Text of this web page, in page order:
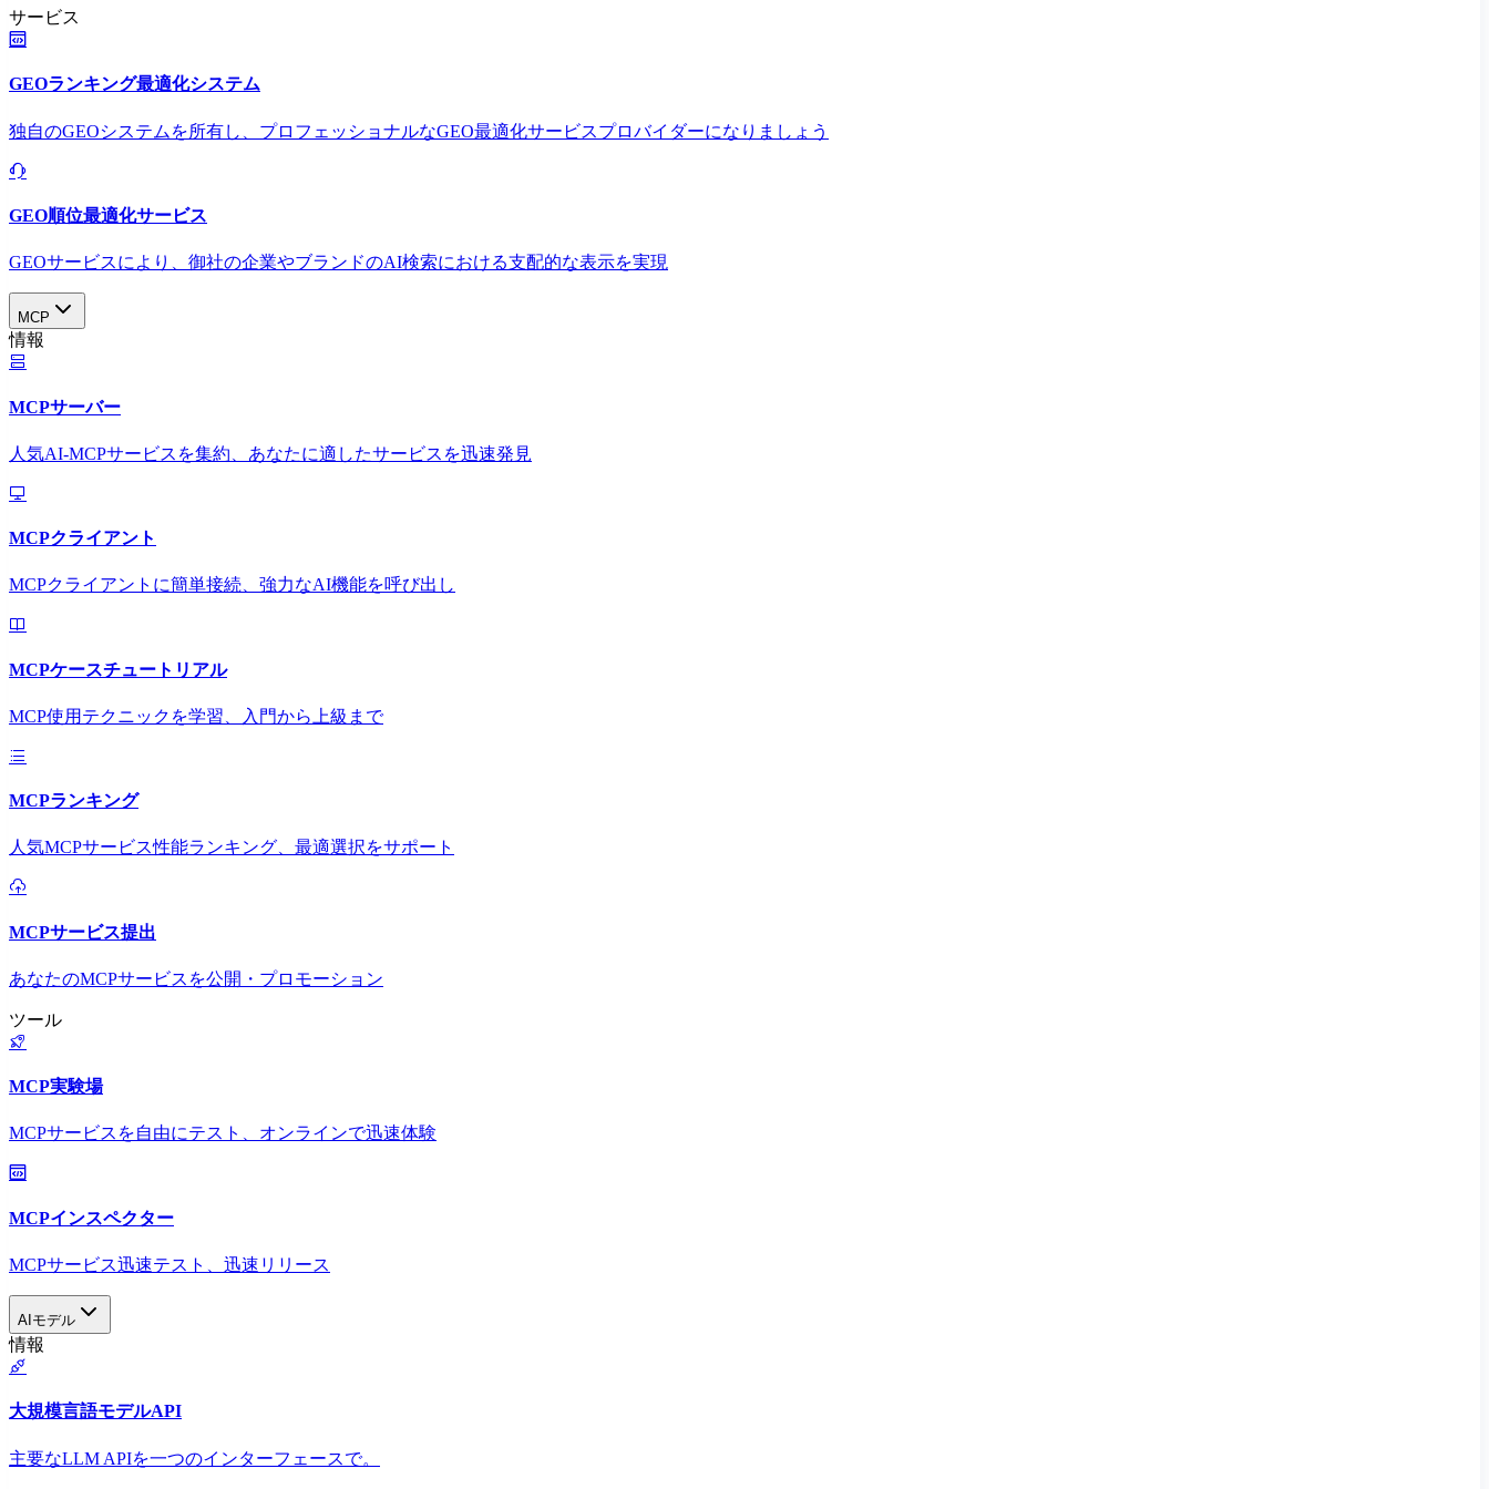
サービス
GEOランキング最適化システム
独自のGEOシステムを所有し、プロフェッショナルなGEO最適化サービスプロバイダーになりましょう
GEO順位最適化サービス
GEOサービスにより、御社の企業やブランドのAI検索における支配的な表示を実現​
MCP
情報
MCPサーバー
人気AI-MCPサービスを集約、あなたに適したサービスを迅速発見
MCPクライアント
MCPクライアントに簡単接続、強力なAI機能を呼び出し
MCPケースチュートリアル
MCP使用テクニックを学習、入門から上級まで
MCPランキング
人気MCPサービス性能ランキング、最適選択をサポート
MCPサービス提出
あなたのMCPサービスを公開・プロモーション
ツール
MCP実験場
MCPサービスを自由にテスト、オンラインで迅速体験
MCPインスペクター
MCPサービス迅速テスト、迅速リリース
AIモデル
情報
大規模言語モデルAPI
主要なLLM APIを一つのインターフェースで。